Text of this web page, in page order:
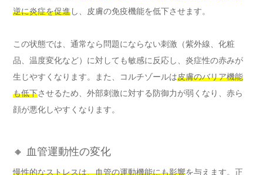
逆に炎症を促進し、皮膚の免疫機能を低下させます。
この状態では、通常なら問題にならない刺激（紫外線、化粧
品、温度変化など）に対しても敏感に反応し、炎症性の赤みが
生じやすくなります。また、コルチゾールは皮膚のバリア機能
も低下させるため、外部刺激に対する防御力が弱くなり、赤ら
顔が悪化しやすくなります。
🔸 血管運動性の変化
慢性的なストレスは、血管の運動機能にも影響を与えます。正